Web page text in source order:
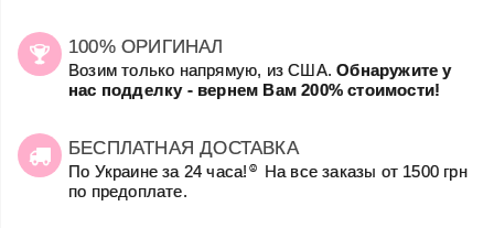
100% ОРИГИНАЛ
Возим только напрямую, из США.Обнаружите у
нас подделку - вернем Вам 200% стоимости!
БЕСПЛАТНАЯ ДОСТАВКА
По Украине за 24 часа! ☺
На все заказы от 1500 грн
по предоплате.